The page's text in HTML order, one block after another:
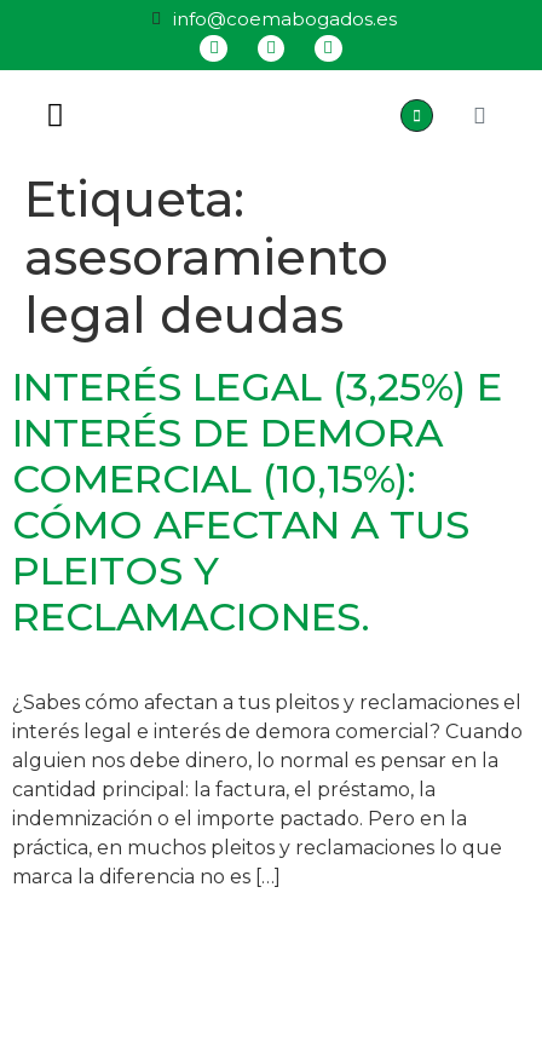
info@coemabogados.es
Etiqueta:
asesoramiento
legal deudas
INTERÉS LEGAL (3,25%) E
INTERÉS DE DEMORA
COMERCIAL (10,15%):
CÓMO AFECTAN A TUS
PLEITOS Y
RECLAMACIONES.
¿Sabes cómo afectan a tus pleitos y reclamaciones el
interés legal e interés de demora comercial? Cuando
alguien nos debe dinero, lo normal es pensar en la
cantidad principal: la factura, el préstamo, la
indemnización o el importe pactado. Pero en la
práctica, en muchos pleitos y reclamaciones lo que
marca la diferencia no es […]